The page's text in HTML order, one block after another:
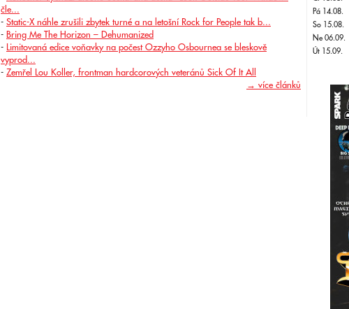
čle...
- Static-X náhle zrušili zbytek turné a na letošní Rock for People tak b...
- Bring Me The Horizon – Dehumanized
- Limitovaná edice voňavky na počest Ozzyho Osbournea se bleskově
vyprod...
- Zemřel Lou Koller, frontman hardcorových veteránů Sick Of It All
→ více článků
Pá 14.08.
So 15.08.
Ne 06.09.
Út 15.09.